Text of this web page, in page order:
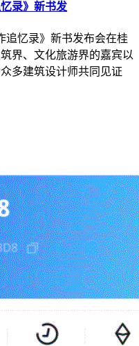
录》新书发
追忆录》新书发布会在桂
界、文化旅游界的嘉宾以
多建筑设计师共同见证